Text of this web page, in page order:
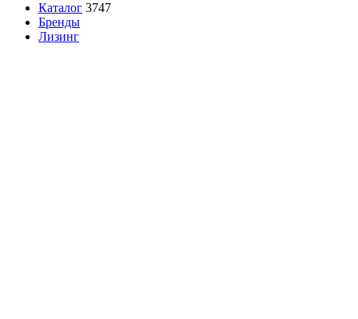
Каталог 3747
Бренды
Лизинг